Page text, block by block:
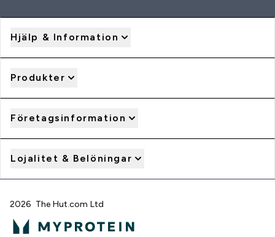
Hjälp & Information
Produkter
Företagsinformation
Lojalitet & Belöningar
2026 The Hut.com Ltd